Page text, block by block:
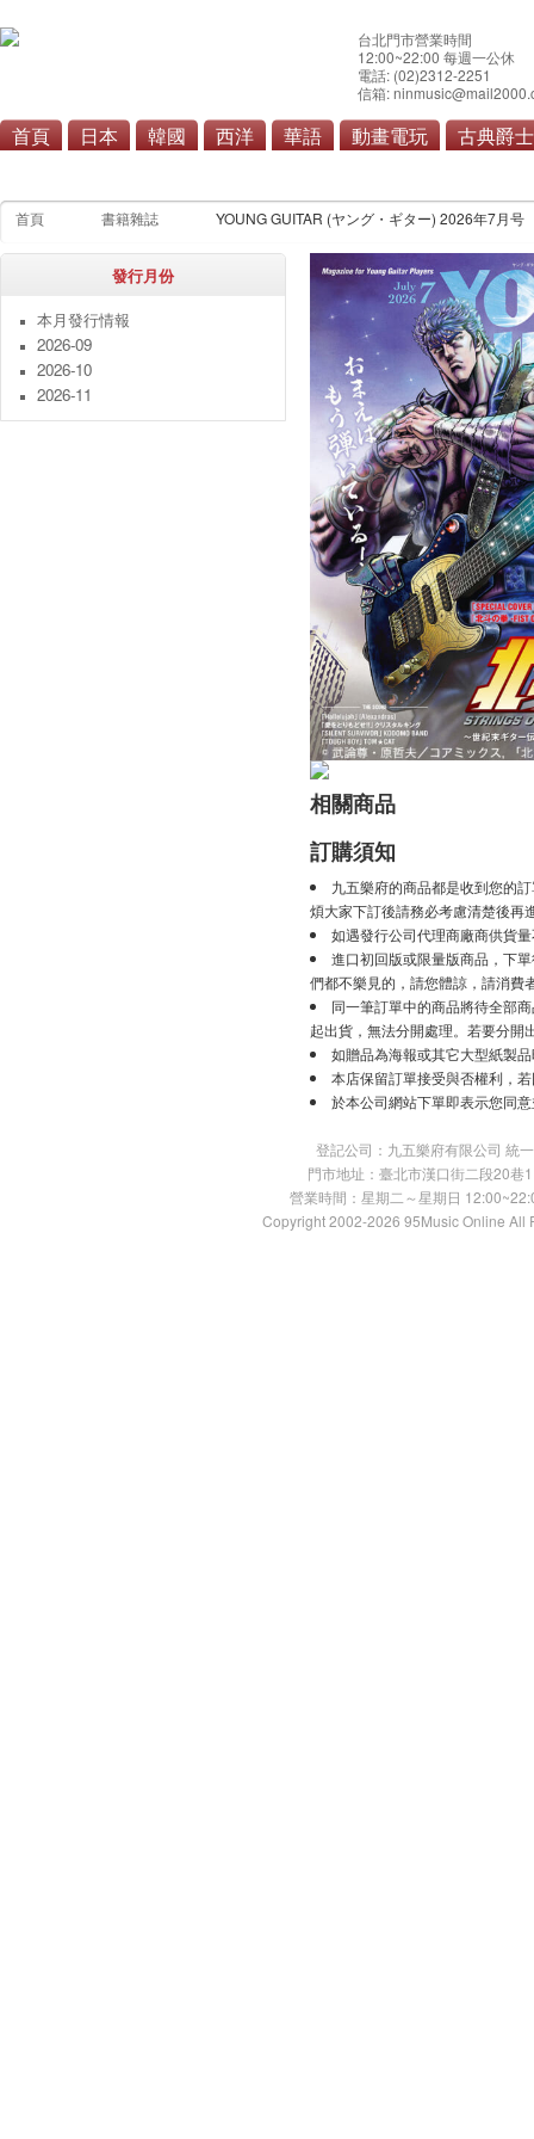
台北門市營業時間
12:00~22:00 每週一公休
電話: (02)2312-2251
信箱:
首頁 日本 韓國 西洋 華語 動畫電玩 古典爵士
首頁 書籍雜誌 YOUNG GUITAR (ヤング・ギター) 2026年7月号
發行月份
本月發行情報
2026-09
2026-10
2026-11
相關商品
訂購須知
九五樂府的商品都是收到您的
煩大家下訂後請務必考慮清楚後再
如遇發行公司代理商廠商供貨
進口初回版或限量版商品，下
們都不樂見的，請您體諒，請消費
同一筆訂單中的商品將待全部
起出貨，無法分開處理。若要分開
如贈品為海報或其它大型紙製
本店保留訂單接受與否權利，
於本公司網站下單即表示您同
登記公司：九五樂府有限公司 統
門市地址：臺北市漢口街二段20
營業時間：星期二～星期日
Copyright 2002-2026 95Music Online All